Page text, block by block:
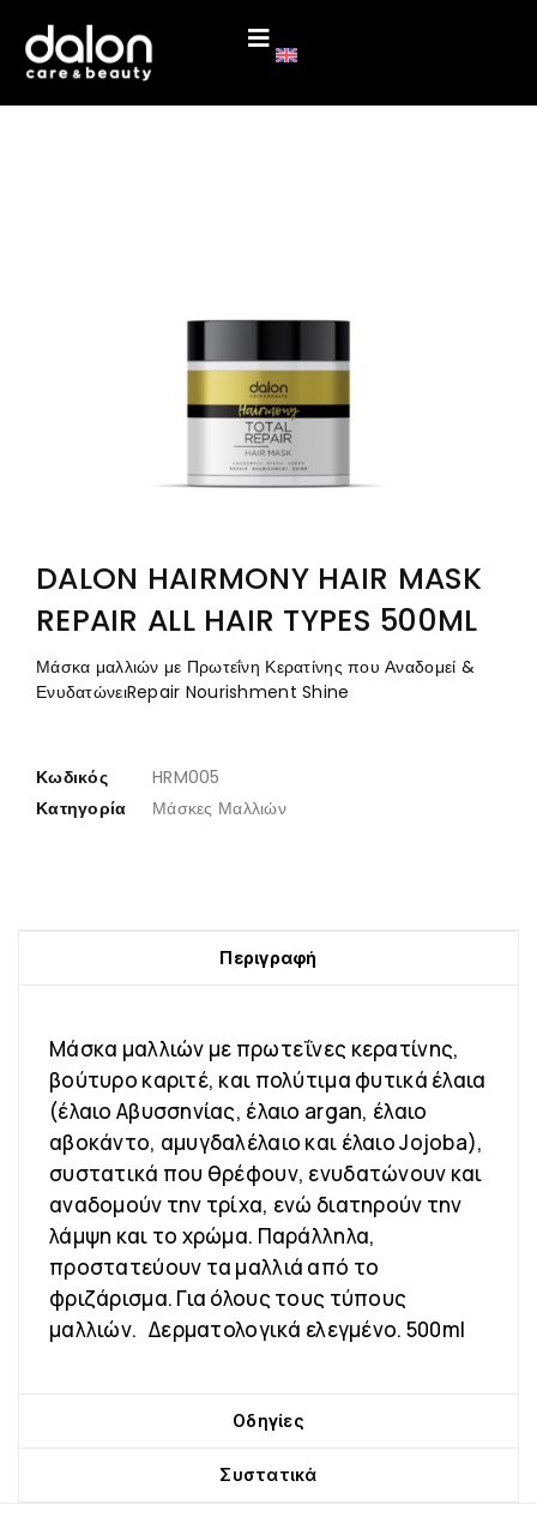
DALON HAIRMONY HAIR MASK
REPAIR ALL HAIR TYPES 500ML
Μάσκα μαλλιών με Πρωτεΐνη Κερατίνης που Αναδομεί &
ΕνυδατώνειRepair Nourishment Shine
Κωδικός
HRM005
Κατηγορία
Μάσκες Μαλλιών
Περιγραφή
Μάσκα μαλλιών με πρωτεΐνες κερατίνης,
βούτυρο καριτέ, και πολύτιμα φυτικά έλαια
(έλαιο Αβυσσηνίας, έλαιο argan, έλαιο
αβοκάντο, αμυγδαλέλαιο και έλαιο Jojoba),
συστατικά που θρέφουν, ενυδατώνουν και
αναδομούν την τρίχα, ενώ διατηρούν την
λάμψη και το χρώμα. Παράλληλα,
προστατεύουν τα μαλλιά από το
φριζάρισμα. Για όλους τους τύπους
μαλλιών. Δερματολογικά ελεγμένο. 500ml
Οδηγίες
Συστατικά